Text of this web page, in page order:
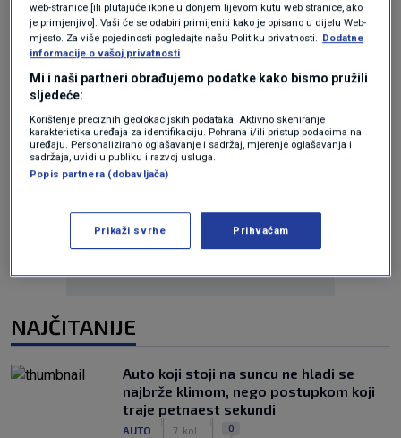
NAJČITANIJE
Auto koji stoji na suncu ne hladi se
najbrže klimom, nego postupkom koji
traje petnaest sekundi
AUTO 7. kol. 0
web-stranice [ili plutajuće ikone u donjem lijevom kutu web stranice, ako
je primjenjivo]. Vaši će se odabiri primijeniti kako je opisano u dijelu Web-
mjesto. Za više pojedinosti pogledajte našu Politiku privatnosti. Dodatne
informacije o vašoj privatnosti
Mi i naši partneri obrađujemo podatke kako bismo pružili
sljedeće:
Korištenje preciznih geolokacijskih podataka. Aktivno skeniranje
karakteristika uređaja za identifikaciju. Pohrana i/ili pristup podacima na
uređaju. Personalizirano oglašavanje i sadržaj, mjerenje oglašavanja i
sadržaja, uvidi u publiku i razvoj usluga.
Popis partnera (dobavljača)
Prikaži svrhe Prihvaćam